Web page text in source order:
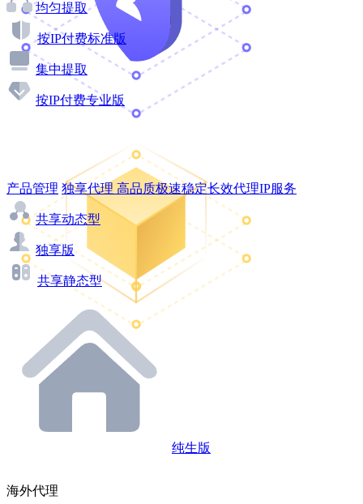
均匀提取
按IP付费标准版
集中提取
按IP付费专业版
产品管理 独享代理 高品质极速稳定长效代理IP服务
共享动态型
独享版
共享静态型
纯生版
海外代理